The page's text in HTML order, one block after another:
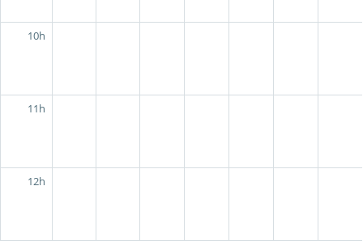
10h
11h
12h